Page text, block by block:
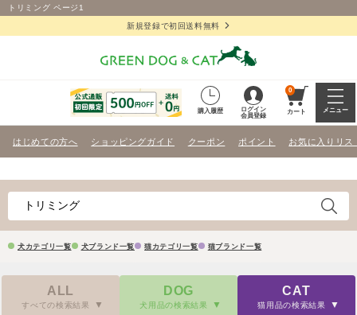
トリミング ページ1
新規登録で初回送料無料
購入履歴
ログイン
会員登録
0
カート メニュー
はじめての方へ ショッピングガイド クーポン ポイント お気に入りリス
犬カテゴリ一覧 犬ブランド一覧 猫カテゴリ一覧 猫ブランド一覧
ALL
すべての検索結果
DOG
犬用品の検索結果
CAT
猫用品の検索結果